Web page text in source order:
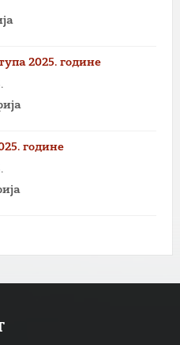
2025. године
године